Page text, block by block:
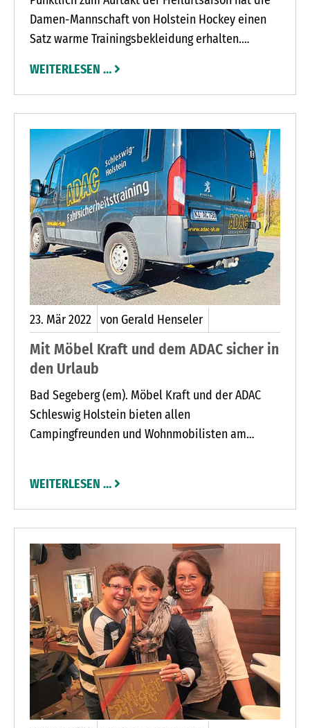
Damen-Mannschaft von Holstein Hockey einen
Satz warme Trainingsbekleidung erhalten.
Joachim Holstein mit Inhaber Kai Holstein. Das
Team freut sich über jeden Neuzugang, egal, ob
mit oder ohne Hockey-Erfahrung. Wer Interesse
hat, kommt einfach zu einem Probetraining
vorbei (Sportanlage des SC Rönnau 74, dienstags
von 19 bis 20.30 Uhr und donnerstags von 18.30
bis 20 Uhr). Foto: hfr
WEITERLESEN …
23. Mär2022 von Gerald Henseler
Mit Möbel Kraft und dem ADAC sicher in
den Urlaub
Bad Segeberg (em). Möbel Kraft und der ADAC
Schleswig Holstein bieten allen
Campingfreunden und Wohnmobilisten am
Parkplatz des Möbelhauses in der Ziegelstraße 1
in Bad Segeberg gibt es eine kostenlose
Wiegeaktion für Fahrzeuge bis maximal 7,5
Tonnen Gewicht.
WEITERLESEN …